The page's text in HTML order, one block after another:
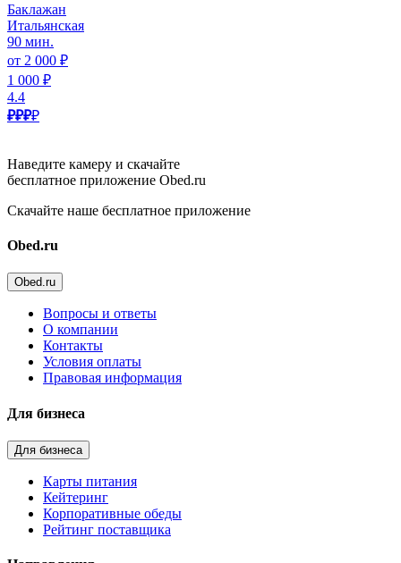
Баклажан
Итальянская
90 мин.
от 2 000 ₽
1 000 ₽
4.4
₽₽₽₽
Наведите камеру и скачайте
бесплатное приложение Obed.ru
Скачайте наше бесплатное приложение
Obed.ru
Obed.ru
Вопросы и ответы
О компании
Контакты
Условия оплаты
Правовая информация
Для бизнеса
Для бизнеса
Карты питания
Кейтеринг
Корпоративные обеды
Рейтинг поставщика